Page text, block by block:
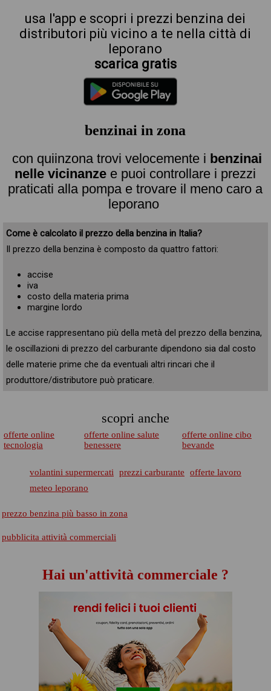
usa l'app e scopri i prezzi benzina dei
distributori più vicino a te nella città di
leporano
scarica gratis
benzinai in zona
con quiinzona trovi velocemente i benzinai
nelle vicinanze e puoi controllare i prezzi
praticati alla pompa e trovare il meno caro a
leporano
Come è calcolato il prezzo della benzina in Italia?
Il prezzo della benzina è composto da quattro fattori:
accise
iva
costo della materia prima
margine lordo
Le accise rappresentano più della metà del prezzo della benzina,
le oscillazioni di prezzo del carburante dipendono sia dal costo
delle materie prime che da eventuali altri rincari che il
produttore/distributore può praticare.
scopri anche
offerte online
tecnologia
offerte online salute
benessere
offerte online cibo
bevande
volantini supermercati prezzi carburante
offerte lavoro
meteo leporano
prezzo benzina più basso in zona
pubblicita attività commerciali
Hai un'attività commerciale ?